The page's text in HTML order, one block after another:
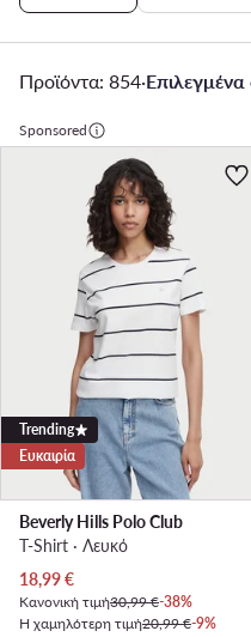
Προϊόντα: 854·Επιλεγμένα
Sponsored
Trending
Ευκαιρία
Beverly Hills Polo Club
T-Shirt · Λευκό
Τρέχουσα τιμή
18,99€
Κανονική τιμή30,99 €-38%
Η χαμηλότερη τιμή20,99 €-9%